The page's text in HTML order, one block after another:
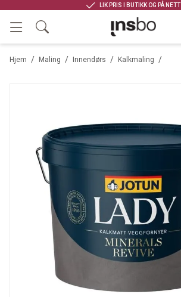
LIK PRIS I BUTIKK OG PÅ NETT
/
Hjem /
Maling /
Innendørs /
Kalkmaling